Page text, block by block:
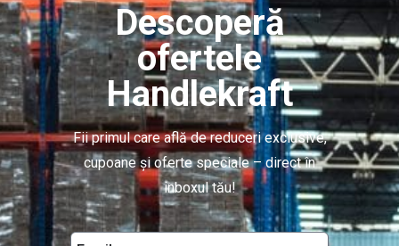
Descoperă
ofertele
Handlekraft
Fii primul care află de reduceri exclusive,
cupoane și oferte speciale – direct în
inboxul tău!